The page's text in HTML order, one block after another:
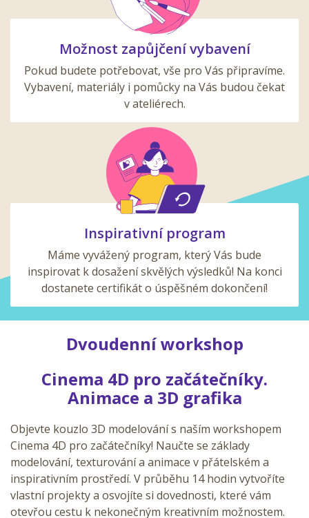
Možnost zapůjčení vybavení
Pokud budete potřebovat, vše pro Vás připravíme.
Vybavení, materiály i pomůcky na Vás budou čekat
v ateliérech.
Inspirativní program
Máme vyvážený program, který Vás bude
inspirovat k dosažení skvělých výsledků! Na konci
dostanete certifikát o úspěšném dokončení!
Dvoudenní workshop
Cinema 4D pro začátečníky.
Animace a 3D grafika
Objevte kouzlo 3D modelování s naším workshopem
Cinema 4D pro začátečníky! Naučte se základy
modelování, texturování a animace v přátelském a
inspirativním prostředí. V průběhu 14 hodin vytvoříte
vlastní projekty a osvojíte si dovednosti, které vám
otevřou cestu k nekonečným kreativním možnostem.